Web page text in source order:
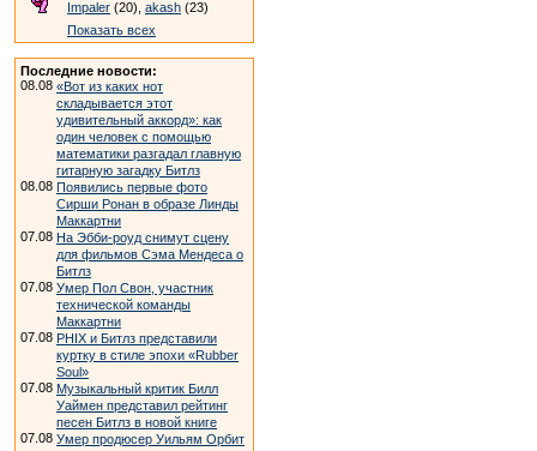
Impaler (20), akash (23)
Показать всех
Последние новости:
08.08 «Вот из каких нот
складывается этот
удивительный аккорд»: как
один человек с помощью
математики разгадал главную
гитарную загадку Битлз
08.08 Появились первые фото
Сирши Ронан в образе Линды
Маккартни
07.08 На Эбби-роуд снимут сцену
для фильмов Сэма Мендеса о
Битлз
07.08 Умер Пол Свон, участник
технической команды
Маккартни
07.08 PHIX и Битлз представили
куртку в стиле эпохи «Rubber
Soul»
07.08 Музыкальный критик Билл
Уаймен представил рейтинг
песен Битлз в новой книге
07.08 Умер продюсер Уильям Орбит